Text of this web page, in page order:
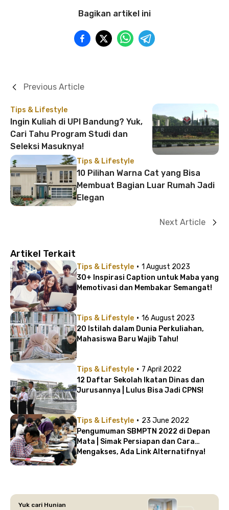
Bagikan artikel ini
Tips & Lifestyle
Ingin Kuliah di UPI Bandung? Yuk,
Cari Tahu Program Studi dan
Seleksi Masuknya!
Previous Article
Tips & Lifestyle
10 Pilihan Warna Cat yang Bisa
Membuat Bagian Luar Rumah Jadi
Elegan
Next Article
Artikel Terkait
Tips & Lifestyle · 1 August 2023
30+ Inspirasi Caption untuk Maba yang
Memotivasi dan Membakar Semangat!
Tips & Lifestyle · 16 August 2023
20 Istilah dalam Dunia Perkuliahan,
Mahasiswa Baru Wajib Tahu!
Tips & Lifestyle · 7 April 2022
12 Daftar Sekolah Ikatan Dinas dan
Jurusannya | Lulus Bisa Jadi CPNS!
Tips & Lifestyle · 23 June 2022
Pengumuman SBMPTN 2022 di Depan
Mata | Simak Persiapan dan Cara
Mengakses, Ada Link Alternatifnya!
Yuk cari Hunian